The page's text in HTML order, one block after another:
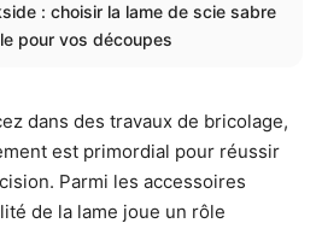
: choisir la lame de scie sabre
pour vos découpes
dans des travaux de bricolage,
est primordial pour réussir
Parmi les accessoires
de la lame joue un rôle